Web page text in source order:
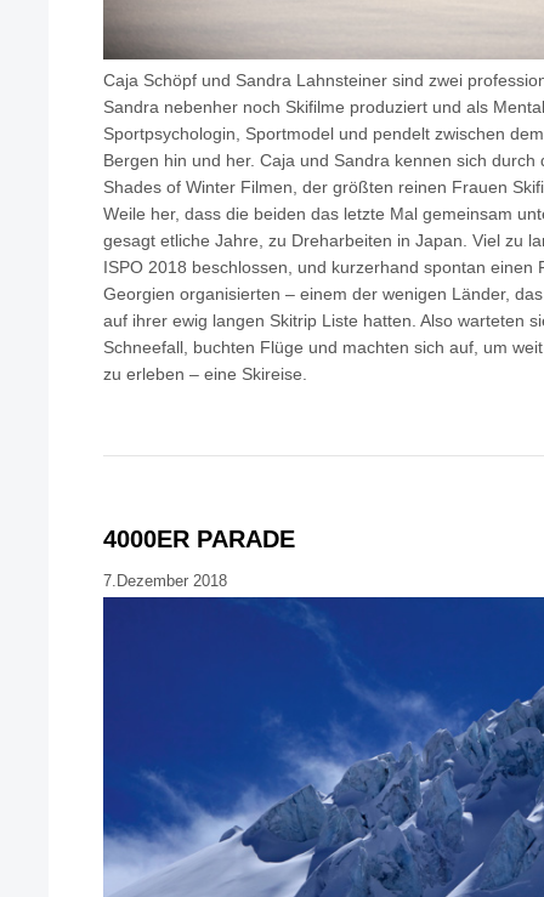
Caja Schöpf und Sandra Lahnsteiner sind zwei
Sandra nebenher noch Skifilme produziert und als
Sportpsychologin, Sportmodel und pendelt zwischen
Bergen hin und her. Caja und Sandra kennen sich durch
Shades of Winter Filmen, der größten reinen Frauen
Weile her, dass die beiden das letzte Mal gemeinsam
gesagt etliche Jahre, zu Dreharbeiten in Japan. Viel zu
ISPO 2018 beschlossen, und kurzerhand spontan einen
Georgien organisierten – einem der wenigen Länder,
auf ihrer ewig langen Skitrip Liste hatten. Also warteten
Schneefall, buchten Flüge und machten sich auf, um
zu erleben – eine Skireise.
4000ER PARADE
7.Dezember 2018